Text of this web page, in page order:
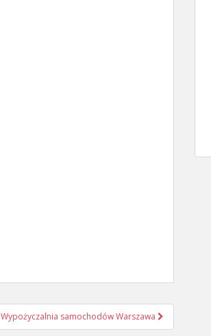
Wypożyczalnia samochodów Warszawa